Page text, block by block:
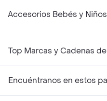
Accesorios Bebés y Niños
Top Marcas y Cadenas
Encuéntranos en estos